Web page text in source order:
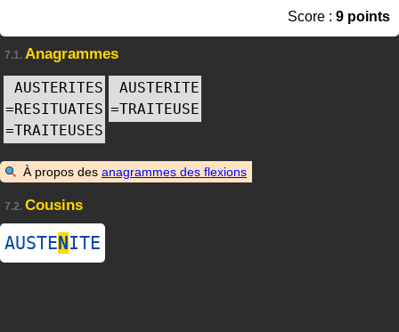
Score : 9 points
7.1. Anagrammes
AUSTERITES
=RESITUATES
=TRAITEUSES
AUSTERITE
=TRAITEUSE
À propos des anagrammes des flexions
7.2. Cousins
AUSTENITE